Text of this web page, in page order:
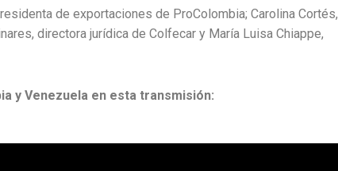
de exportaciones de ProColombia; Carolina Cortés,
directora jurídica de Colfecar y María Luisa Chiappe,
y Venezuela en esta transmisión: